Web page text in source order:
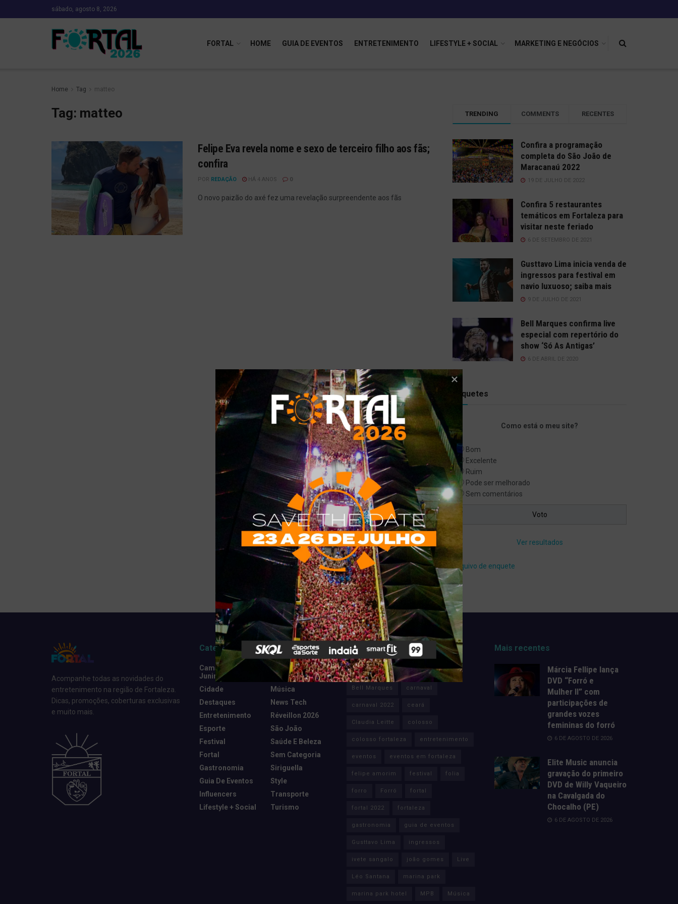
sábado, agosto 8, 2026
FORTAL HOME GUIA DE EVENTOS ENTRETENIMENTO LIFESTYLE + SOCIAL MARKETING E NEGÓCIOS
Home Tag matteo
Tag: matteo
Felipe Eva revela nome e sexo de terceiro filho aos fãs;
confira
POR REDAÇÃO HÁ 4 ANOS 0
O novo paizão do axé fez uma revelação surpreendente aos fãs
TRENDING COMMENTS RECENTES
Confira a programação
completa do São João de
Maracanaú 2022
19 DE JULHO DE 2022
Confira 5 restaurantes
temáticos em Fortaleza para
visitar neste feriado
6 DE SETEMBRO DE 2021
Gusttavo Lima inicia venda de
ingressos para festival em
navio luxuoso; saiba mais
9 DE JULHO DE 2021
Bell Marques confirma live
especial com repertório do
show ‘Só As Antigas’
6 DE ABRIL DE 2020
Enquetes
Como está o meu site?
Bom
Excelente
Ruim
Pode ser melhorado
Sem comentários
Ver resultados
Arquivo de enquete
Acompanhe todas as novidades do
entretenimento na região de Fortaleza.
Dicas, promoções, coberturas exclusivas
e muito mais.
Categorias
Camarote Vip
Junino
Cidade
Destaques
Entretenimento
Esporte
Festival
Fortal
Gastronomia
Guia De Eventos
Influencers
Lifestyle + Social
Marketing E
Negócios
Música
News Tech
Réveillon 2026
São João
Saúde E Beleza
Sem Categoria
Siriguella
Style
Transporte
Turismo
Tags
Anitta Axé Banda Eva
Bell Marques carnaval
carnaval 2022 ceará
Claudia Leitte colosso
colosso fortaleza entretenimento
eventos eventos em fortaleza
felipe amorim festival folia
forro Forró fortal
fortal 2022 fortaleza
gastronomia guia de eventos
Gusttavo Lima ingressos
ivete sangalo joão gomes Live
Léo Santana marina park
marina park hotel MPB Música
Mais recentes
Márcia Fellipe lança
DVD “Forró e
Mulher II” com
participações de
grandes vozes
femininas do forró
6 DE AGOSTO DE 2026
Elite Music anuncia
gravação do primeiro
DVD de Willy Vaqueiro
na Cavalgada do
Chocalho (PE)
6 DE AGOSTO DE 2026